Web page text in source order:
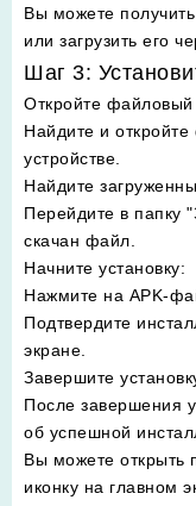
Вы можете
или загрузить его
Шаг 3:
Откройте
Найдите и
устройстве.
Найдите
Перейдите в папку
скачан файл.
Начните установку:
Нажмите на APK-
Подтвердите
экране.
Завершите
После завершения
об успешной
Вы можете открыть
иконку на главном